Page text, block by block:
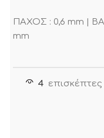
ΠΑΧΟΣ : 0,6 mm |
mm
4